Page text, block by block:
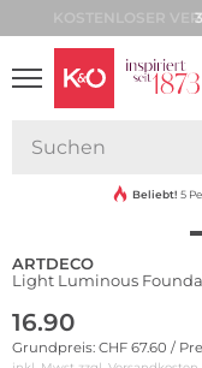
VIBES
Beliebt! 5
ARTDECO
Light Luminous
16.90
Grundpreis: CHF 67.60 /